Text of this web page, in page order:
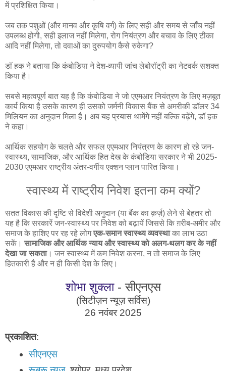
में प्रशिक्षित किया।
जब तक पशुओं (और मानव और कृषि वर्ग) के लिए सही और समय से जाँच नहीं
उपलब्ध होगी, सही इलाज नहीं मिलेगा, रोग नियंत्रण और बचाव के लिए टीका
आदि नहीं मिलेगा, तो दवाओं का दुरुपयोग कैसे रुकेगा?
डॉ हक ने बताया कि कंबोडिया ने देश-व्यापी जांच लेबोरॉट्री का नेटवर्क सशक्त
किया है।
सबसे महत्वपूर्ण बात यह है कि कंबोडिया ने जो एएमआर नियंत्रण के लिए मज़बूत
कार्य किया है उसके कारण ही उसको जर्मनी विकास बैंक से अमरीकी डॉलर 34
मिलियन का अनुदान मिला है। अब यह प्रयास थामेंगे नहीं बल्कि बढ़ेंगे, डॉ हक
ने कहा।
आर्थिक सहयोग के चलते और सफल एएमआर नियंत्रण के कारण हो रहे जन-
स्वास्थ्य, सामाजिक, और आर्थिक हित देख के कंबोडिया सरकार ने भी 2025-
2030 एएमआर राष्ट्रीय अंतर-वर्गीय एक्शन प्लान पारित किया।
स्वास्थ्य में राष्ट्रीय निवेश इतना कम क्यों?
सतत विकास की दृष्टि से विदेशी अनुदान (या बैंक का क़र्ज़) लेने से बेहतर तो
यह है कि सरकारें जन-स्वास्थ्य पर निवेश को बढ़ायें जिससे कि ग़रीब-अमीर और
समाज के हाशिए पर रह रहे लोगएक-समान स्वास्थ्य व्यवस्थाका लाभ उठा
सकें।सामाजिक और आर्थिक न्याय और स्वास्थ्य को अलग-थलग कर के नहीं
देखा जा सकता। जन स्वास्थ्य में कम निवेश करना, न तो समाज के लिए
हितकारी है और न ही किसी देश के लिए।
शोभा शुक्ला- सीएनएस
(सिटीज़न न्यूज़ सर्विस)
26 नवंबर 2025
प्रकाशित:
सीएनएस